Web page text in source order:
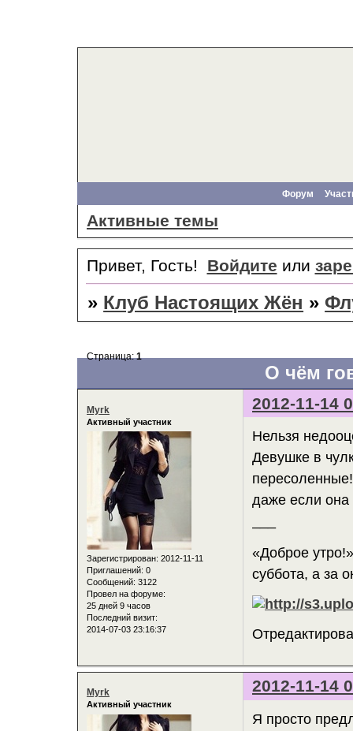
Форум
Активные темы
Привет, Гость! Войдите или
» Клуб Настоящих Жён »
О чём
Страница:1
2012-11-14
Myrk
Активный участник
Зарегистрирован: 2012-11-11
Приглашений: 0
Сообщений: 3122
Провел на форуме:
25 дней 9 часов
Последний визит:
2014-07-03 23:16:37
Нельзя
Девушке в
даже если она
«Доброе
суббота, а за
2012-11-14
Myrk
Активный участник
Я просто